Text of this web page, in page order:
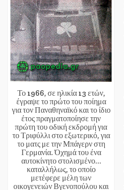
Το 1966, σε ηλικία 13 ετών,
έγραψε το πρώτο του ποίημα
για τον Παναθηναϊκό και το ίδιο
έτος πραγματοποίησε την
πρώτη του οδική εκδρομή για
το Τριφύλλι στο εξωτερικό, για
το ματς με την Μπάγερν στη
Γερμανία. Όχημά του ένα
αυτοκίνητο στολισμένο…
καταλλήλως, το οποίο
μετέφερε μέλη των
οικογενειών Βγενοπούλου και